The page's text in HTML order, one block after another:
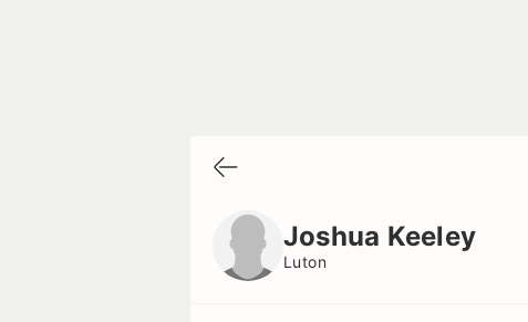
Joshua Keeley
Luton